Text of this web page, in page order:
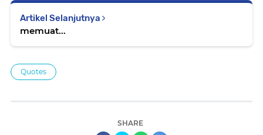
Artikel Selanjutnya
memuat...
Quotes
SHARE